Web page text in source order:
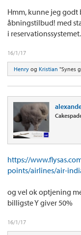
Hmm, kunne jeg
åbningstilbud! med
i
16/1/17
Henry og Kristian "Synes
https://
points/airlines/air-
og vel ok optjening
billigste Y giver 50%
16/1/17